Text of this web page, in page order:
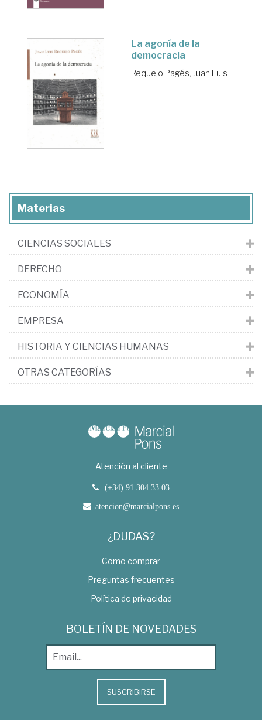
La agonía de la
democracia
Requejo Pagés, Juan Luis
Materias
CIENCIAS SOCIALES
DERECHO
ECONOMÍA
EMPRESA
HISTORIA Y CIENCIAS HUMANAS
OTRAS CATEGORÍAS
Atención al cliente
(+34) 91 304 33 03
atencion@marcialpons.es
¿DUDAS?
Como comprar
Preguntas frecuentes
Política de privacidad
BOLETÍN DE NOVEDADES
SUSCRIBIRSE